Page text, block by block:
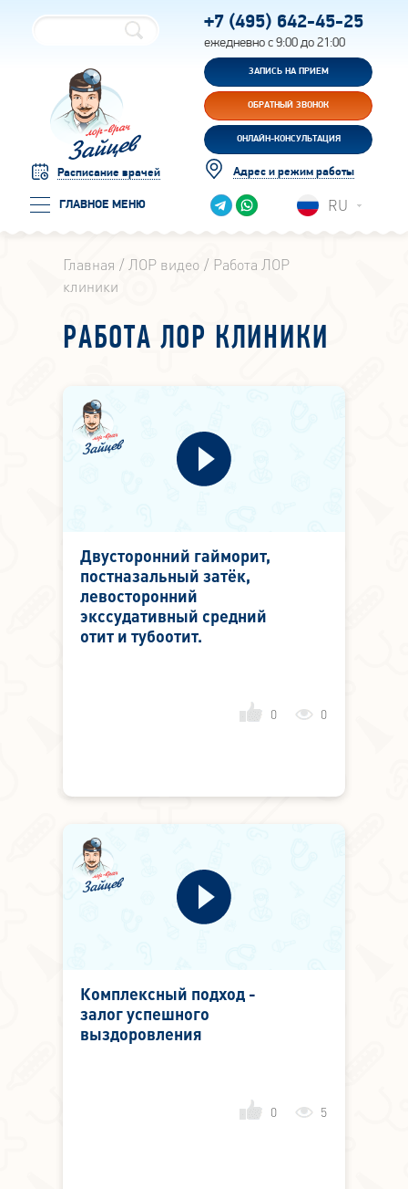
Расписание врачей
ГЛАВНОЕ МЕНЮ
+7 (495) 642-45-25
ежедневно с 9:00 до 21:00
ЗАПИСЬ НА ПРИЕМ
ОБРАТНЫЙ ЗВОНОК
ОНЛАЙН-КОНСУЛЬТАЦИЯ
Адрес и режим работы
RU
Главная ЛОР видео
Работа ЛОР
клиники
РАБОТА ЛОР КЛИНИКИ
Двусторонний гайморит,
постназальный затёк,
левосторонний
экссудативный средний
отит и тубоотит.
0 0
Комплексный подход -
залог успешного
выздоровления
0 5